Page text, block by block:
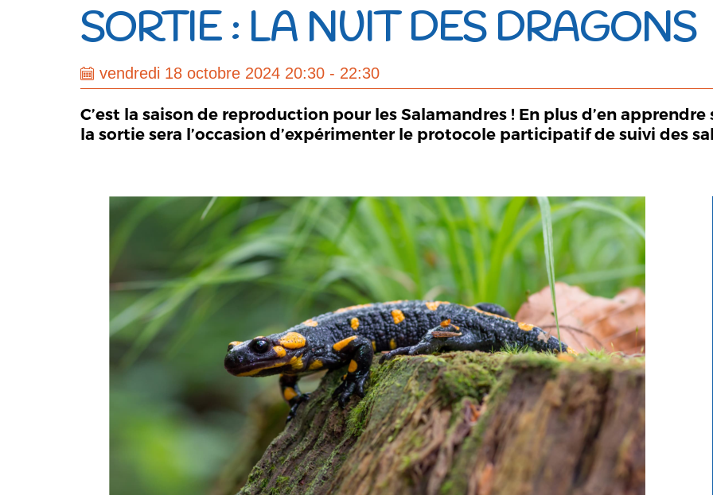
SORTIE : LA NUIT DES DRAGONS
vendredi 18 octobre 2024 20:30 - 22:30
C’est la saison de reproduction pour les Salamandres ! En plus d’en
la sortie sera l’occasion d’expérimenter le protocole participatif de suivi des